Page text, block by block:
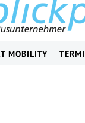
MOBILITY